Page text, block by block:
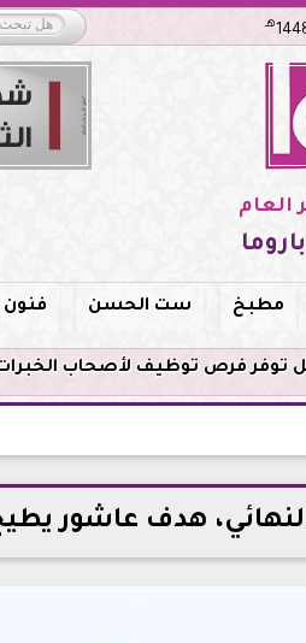
هـ
العام
مطبخ ست الحسن فنون
قرار
هدف عاشور